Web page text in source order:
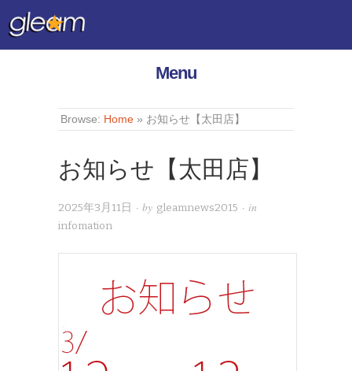
Menu
Browse: Home » お知らせ【太田店】
お知らせ【太田店】
2025年3月11日 · by gleamnews2015 · in
infomation